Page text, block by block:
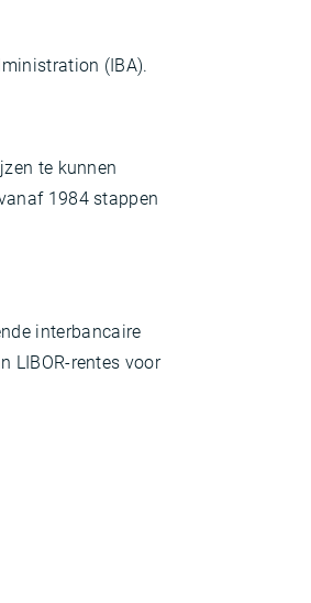
(IBA).
te kunnen
1984 stappen
interbancaire
LIBOR-rentes voor